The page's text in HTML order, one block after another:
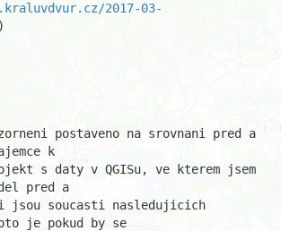
2017-03-
)
postaveno na srovnani pred a
k
s daty v QGISu, ve kterem jsem
pred a
jsou soucasti nasledujicich
je pokud by se